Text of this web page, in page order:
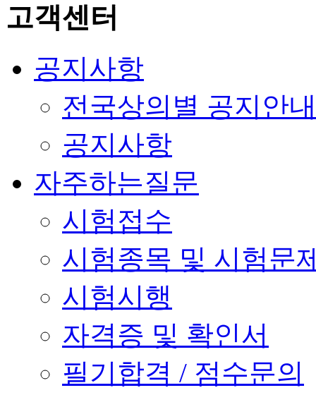
고객센터
공지사항
전국상의별 공지안내
공지사항
자주하는질문
시험접수
시험종목 및 시험문
시험시행
자격증 및 확인서
필기합격 / 점수문의